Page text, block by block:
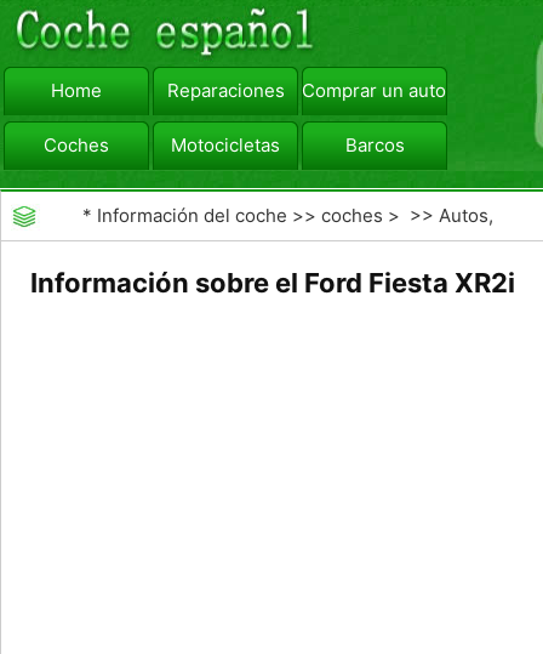
Home Reparaciones Comprar un automóvil
Coches Motocicletas Barcos
viajar Camiones
* Información del coche >>coches > >>Autos,
Información sobre el Ford Fiesta XR2i